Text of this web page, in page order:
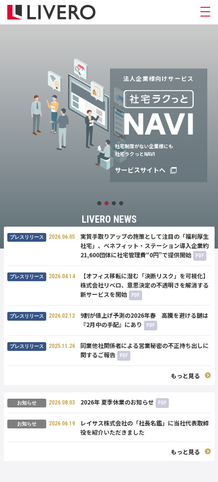
法人企業様向けサービス
社宅制度がない企業様にも
社宅ラクっとNAVI
サービスサイトへ
LIVERO NEWS
プレスリリース 2026.06.05
実質手取りアップの施策として注目の「福利厚生
社宅」、ベネフィット・ステーション導入企業約
21,600団体に社宅管理費“0円”で提供開始
PDF
プレスリリース 2026.04.14
【オフィス移転に潜む「決断リスク」を可視化】
株式会社リベロ、意思決定の不透明さを解消する
新サービスを開始
PDF
プレスリリース 2026.02.12
9割が値上げ予測の2026年春 高騰を避ける鍵は
『2月中の手配』にあり
PDF
プレスリリース 2025.11.26
同業他社関係者による営業秘密の不正持ち出しに
関するご報告
PDF
もっと見る
お知らせ 2026.08.03 2026年 夏季休業のお知らせ PDF
お知らせ 2026.06.19
レイサス株式会社の「社長名鑑」に当社代表取締
役を紹介いただきました
もっと見る